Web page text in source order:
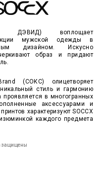
ДЭВИД) воплощает
мужской одежды в
дизайном. Искусно
образ и придают
(СОКС) олицетворяет
стиль и гармонию
в многогранных
аксессуарами и
характеризуют SOCCX
каждого предмета
защищены